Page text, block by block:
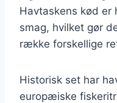
Havtaskens kød er
smag, hvilket gør
række forskellige
Historisk set har
europæiske